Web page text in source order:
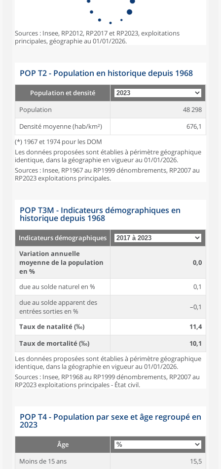
Sources : Insee, RP2012, RP2017 et RP2023, exploitations
principales, géographie au 01/01/2026.
POP T2 - Population en historique depuis 1968
Population et densité
Population
48 298
Densité moyenne (hab/km²)
676,1
(*) 1967 et 1974 pour les DOM
Les données proposées sont établies à périmètre géographique
identique, dans la géographie en vigueur au 01/01/2026.
Sources : Insee, RP1967 au RP1999 dénombrements, RP2007 au
RP2023 exploitations principales.
POP T3M - Indicateurs démographiques en
historique depuis 1968
Indicateurs démographiques
Variation annuelle
moyenne de la population
en %
0,0
due au solde naturel en %
0,1
due au solde apparent des
entrées sorties en %
–0,1
Taux de natalité (‰)
11,4
Taux de mortalité (‰)
10,1
Les données proposées sont établies à périmètre géographique
identique, dans la géographie en vigueur au 01/01/2026.
Sources : Insee, RP1968 au RP1999 dénombrements, RP2007 au
RP2023 exploitations principales - État civil.
POP T4 - Population par sexe et âge regroupé en
2023
Âge
Moins de 15 ans
15,5